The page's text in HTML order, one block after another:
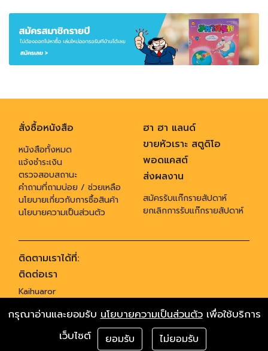
สั่งซื้อหนังสือ
หนังสือทั้งหมด
แจ้งชำระเงิน
ตรวจสอบสถานะ
คำถามที่ถามบ่อย / ช่วยเหลือ
นโยบายเกี่ยวกับการซื้อสินค้า
นโยบายความเป็นส่วนตัว
ฮา ฮา แลนด์
ขายหัวเราะ สตูดิโอ
พอดแคสต์
ส่งผลงาน
สมัครรับแก๊กรายสัปดาห์
ยกเลิกการรับแก๊กรายสัปดาห์
ติดตามเราได้ที่:
ติดต่อเรา
Kaihuaror
โทร 02-6419955,ติตต่อโฆษณา gagservice@banluegroup.com
Copyrights © 2015 All Rights Reserved by Kaihuaror
กรุณาอ่านและยอมรับนโยบายความเป็นส่วนตัวเพื่อใช้บริการ
เว็บไซต์
ยอมรับ ไม่ยอมรับ